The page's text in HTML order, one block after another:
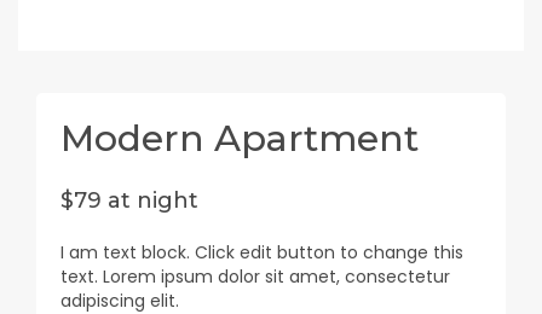
Modern Apartment
$79 at night
I am text block. Click edit button to change this
text. Lorem ipsum dolor sit amet, consectetur
adipiscing elit.